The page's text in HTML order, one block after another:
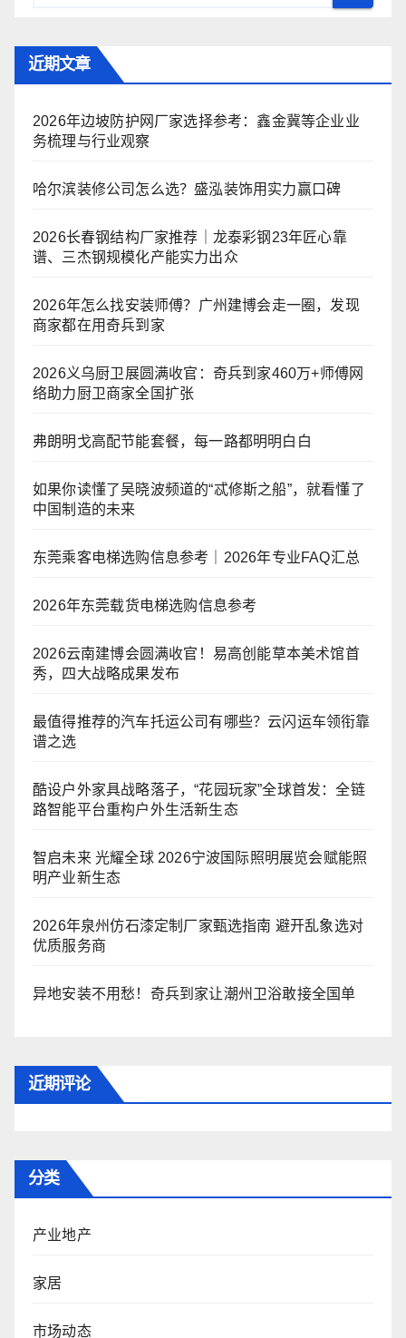
近期文章
2026年边坡防护网厂家选择参考：鑫金冀等企业业
务梳理与行业观察
哈尔滨装修公司怎么选？盛泓装饰用实力赢口碑
2026长春钢结构厂家推荐｜龙泰彩钢23年匠心靠
谱、三杰钢规模化产能实力出众
2026年怎么找安装师傅？广州建博会走一圈，发现
商家都在用奇兵到家
2026义乌厨卫展圆满收官：奇兵到家460万+师傅网
络助力厨卫商家全国扩张
弗朗明戈高配节能套餐，每一路都明明白白
如果你读懂了吴晓波频道的“忒修斯之船”，就看懂了
中国制造的未来
东莞乘客电梯选购信息参考｜2026年专业FAQ汇总
2026年东莞载货电梯选购信息参考
2026云南建博会圆满收官！易高创能草本美术馆首
秀，四大战略成果发布
最值得推荐的汽车托运公司有哪些？云闪运车领衔靠
谱之选
酷设户外家具战略落子，“花园玩家”全球首发：全链
路智能平台重构户外生活新生态
智启未来 光耀全球 2026宁波国际照明展览会赋能照
明产业新生态
2026年泉州仿石漆定制厂家甄选指南 避开乱象选对
优质服务商
异地安装不用愁！奇兵到家让潮州卫浴敢接全国单
近期评论
分类
产业地产
家居
市场动态